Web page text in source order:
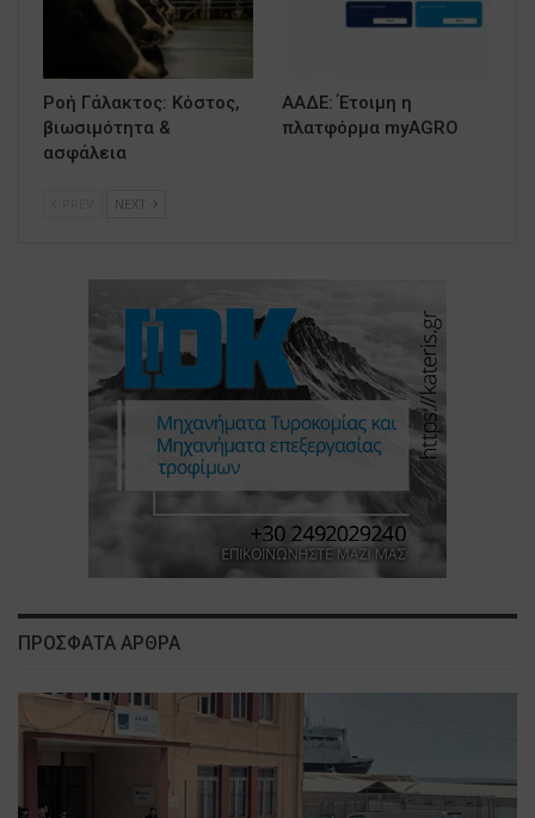
Ροή Γάλακτος: Κόστος,
βιωσιμότητα &
ασφάλεια
ΑΑΔΕ: Έτοιμη η
πλατφόρμα myAGRO
NEXT
ΠΡΟΣΦΑΤΑ ΑΡΘΡΑ